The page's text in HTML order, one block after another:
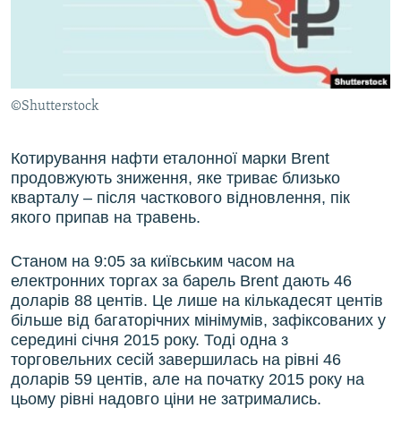
ІНФОГРАФІКА
ДОЛУЧАЙСЯ!
Усі сайти RFE/RL
©Shutterstock
Котирування нафти еталонної марки Brent
продовжують зниження, яке триває близько
кварталу – після часткового відновлення, пік
якого припав на травень.
Станом на 9:05 за київським часом на
електронних торгах за барель Brent дають 46
доларів 88 центів. Це лише на кількадесят центів
більше від багаторічних мінімумів, зафіксованих у
середині січня 2015 року. Тоді одна з
торговельних сесій завершилась на рівні 46
доларів 59 центів, але на початку 2015 року на
цьому рівні надовго ціни не затримались.